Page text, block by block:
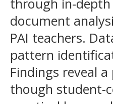
document
PAI teachers.
pattern
Findings reveal
though student-